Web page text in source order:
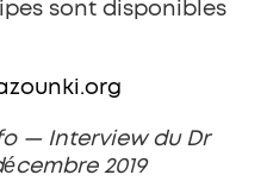
sont disponibles
— Interview du Dr
2019